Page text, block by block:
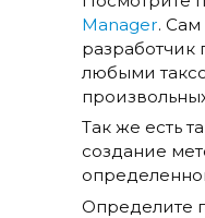
Manager. Сам
разработчик
любыми
Так же есть
создание
Определите